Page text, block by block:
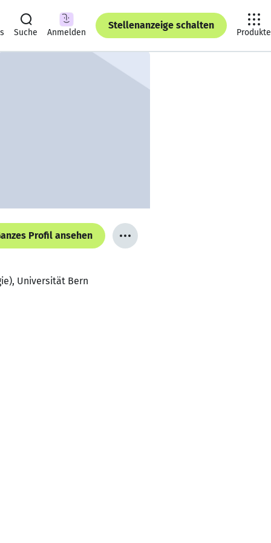
Suche Anmelden
Stellenanzeige schalten
Produkte
Profil ansehen
Universität Bern